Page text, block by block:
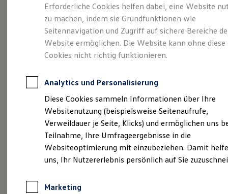
Leasing
Leasing-Angebote
Gebrauchtwagen Leasing
Junge Gebrauchtwagen-Leasing
Elektroauto Leasing
Kleinwagen-Leasing
Leasing ohne Anzahlung
Autokredit mit Schlussrate
Versicherungen und Garantien
Kfz-Versicherung
Restschuldversicherungen
Garantien
Wartungsverträge
Geschäftskunden
Professional Class bei Volkswagen
Großkunden
Behörden
Anpfiff zum Gewinn
Gepflegt, geprüft und
für gut befunden.
Volkswagen
Zertifizierte
Gebrauchtwagen.
Erforderliche Cookies helfen dabei, eine Website
zu machen, indem sie Grundfunktionen wie
Seitennavigation und Zugriff auf sichere Bereiche
Website ermöglichen. Die Website kann ohne diese
Cookies nicht richtig funktionieren.
Analytics und Personalisierung
Diese Cookies sammeln Informationen über Ihre
Websitenutzung (beispielsweise Seitenaufrufe,
Verweildauer je Seite, Klicks) und ermöglichen uns
Teilnahme, Ihre Umfrageergebnisse in die
Websiteoptimierung mit einzubeziehen. Damit
uns, Ihr Nutzererlebnis persönlich auf Sie
Marketing